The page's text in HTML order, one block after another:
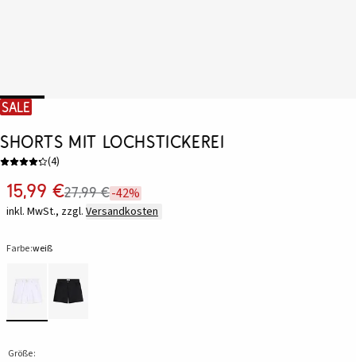
SALE
Shorts mit Lochstickerei
(4)
15,99 €27,99 €-42%
inkl. MwSt., zzgl. Versandkosten
Farbe:weiß
Größe: